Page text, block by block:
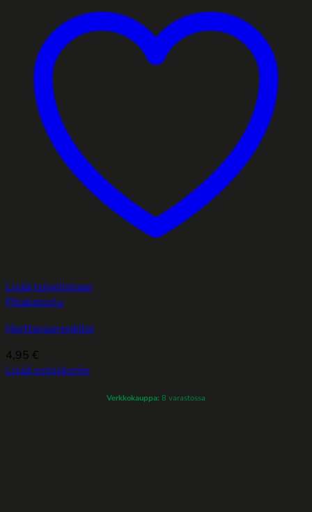
Lisää toivelistaan
Pikakatselu
Herttavuorenkilpi
4,95 €
Lisää ostoskoriin
Verkkokauppa: 8 varastossa